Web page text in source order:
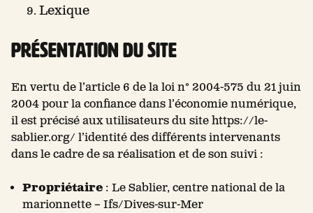
Lexique
Présentation du site
En vertu de l’article 6 de la loi n° 2004-575 du 21 juin
2004 pour la confiance dans l’économie numérique,
il est précisé aux utilisateurs du site https://le-
sablier.org/ l’identité des différents intervenants
dans le cadre de sa réalisation et de son suivi :
Propriétaire : Le Sablier, centre national de la
marionnette – Ifs/Dives-sur-Mer